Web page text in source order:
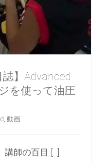
誌】Advanced
を使って油圧
動画
師の百目 [...]